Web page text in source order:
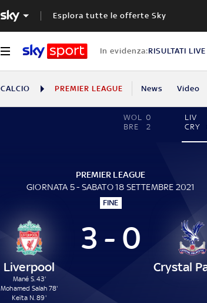
Esplora tutte le offerte Sky
In evidenza:RISULTATI LIVE
CALCIO PREMIER LEAGUE News Video
WOL
0
BRE
2
LIV
CRY
PREMIER LEAGUE
GIORNATA 5 - SABATO 18 SETTEMBRE 2021
FINE
Liverpool
Mané S. 43'
Mohamed Salah 78'
Keïta N. 89'
3 - 0
Crystal